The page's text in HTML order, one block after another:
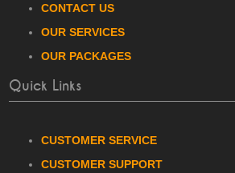
CONTACT US
OUR SERVICES
OUR PACKAGES
Quick Links
CUSTOMER SERVICE
CUSTOMER SUPPORT